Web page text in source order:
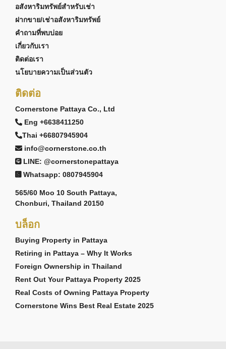
อสังหาริมทรัพย์สำหรับเช่า
ฝากขาย/เช่าอสังหาริมทรัพย์
คำถามที่พบบ่อย
เกี่ยวกับเรา
ติดต่อเรา
นโยบายความเป็นส่วนตัว
ติดต่อ
Cornerstone Pattaya Co., Ltd
Eng +6638411250
Thai +66807945904
info@cornerstone.co.th
LINE: @cornerstonepattaya
Whatsapp: 0807945904
565/60 Moo 10 South Pattaya,
Chonburi, Thailand 20150
บล็อก
Buying Property in Pattaya
Retiring in Pattaya – Why It Works
Foreign Ownership in Thailand
Rent Out Your Pattaya Property 2025
Real Costs of Owning Pattaya Property
Cornerstone Wins Best Real Estate 2025